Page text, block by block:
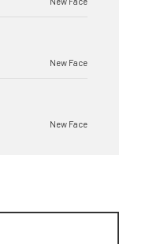
New Face
New Face